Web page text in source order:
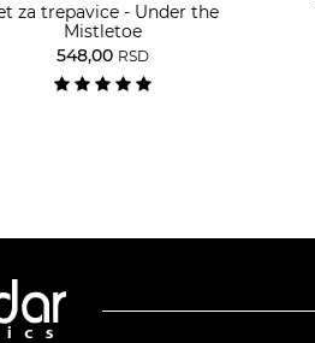
za trepavice - Under the
Mistletoe
548,00 RSD